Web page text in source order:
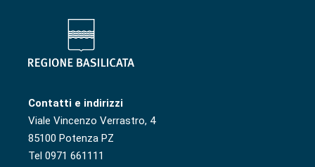
Contatti e indirizzi
Viale Vincenzo Verrastro, 4
85100 Potenza PZ
Tel 0971 661111